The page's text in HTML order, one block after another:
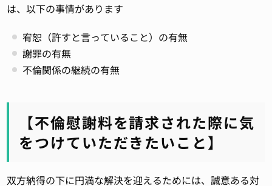
は、以下の事情があります
宥恕（許すと言っていること）の有無
謝罪の有無
不倫関係の継続の有無
【不倫慰謝料を請求された際に気
をつけていただきたいこと】
双方納得の下に円満な解決を迎えるためには、誠意ある対